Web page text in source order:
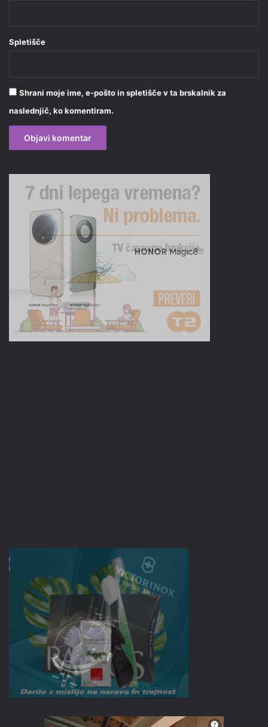
Spletišče
Shrani moje ime, e-pošto in spletišče v ta brskalnik za
naslednjič, ko komentiram.